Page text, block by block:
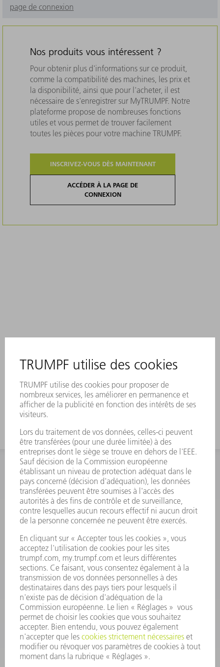
page de connexion
Nos produits vous intéressent ?
Pour obtenir plus d'informations sur ce produit,
comme la compatibilité des machines, les prix et
la disponibilité, ainsi que pour l'acheter, il est
nécessaire de s'enregistrer sur MyTRUMPF. Notre
plateforme propose de nombreuses fonctions
utiles et vous permet de trouver facilement
toutes les pièces pour votre machine TRUMPF.
INSCRIVEZ-VOUS DÈS MAINTENANT
ACCÉDER À LA PAGE DE
CONNEXION
INFORMATION
Foire aux questions
Termes et conditions
CONTACT
01 48 17 37 73
Lun - Jeu 08:00h - 16:30h
Ven 08:00h - 12:30h
outillages@fr.TRUMPF.com
CONTACT
Pièces Détachées
01 48 17 37 57
Lun – Ven 8:30h - 17:30h
pieces.detachees@trumpf.com